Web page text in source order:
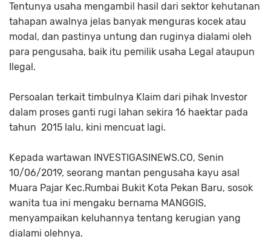
Tentunya usaha mengambil hasil dari sektor kehutanan
tahapan awalnya jelas banyak menguras kocek atau
modal, dan pastinya untung dan ruginya dialami oleh
para pengusaha, baik itu pemilik usaha Legal ataupun
Ilegal.
Persoalan terkait timbulnya Klaim dari pihak Investor
dalam proses ganti rugi lahan sekira 16 haektar pada
tahun 2015 lalu, kini mencuat lagi.
Kepada wartawan INVESTIGASINEWS.CO, Senin
10/06/2019, seorang mantan pengusaha kayu asal
Muara Pajar Kec.Rumbai Bukit Kota Pekan Baru, sosok
wanita tua ini mengaku bernama MANGGIS,
menyampaikan keluhannya tentang kerugian yang
dialami olehnya.